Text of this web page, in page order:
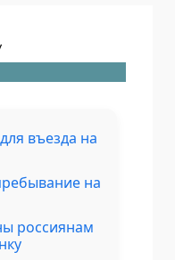
въезда на
на
россиянам